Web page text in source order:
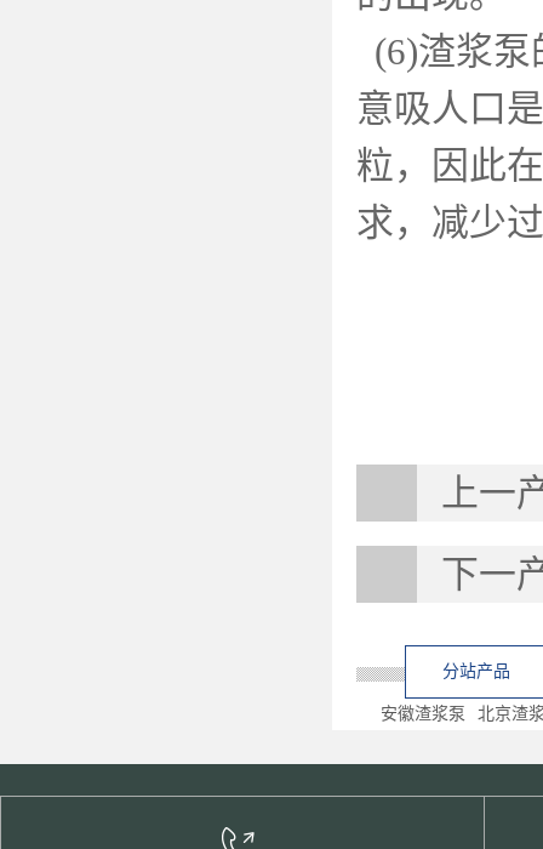
(6)渣浆泵
意吸人口
粒，因此
求，减少
上一
下一
分站产品
安徽渣浆泵 北京渣